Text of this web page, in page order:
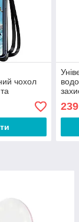
чохол
та
239